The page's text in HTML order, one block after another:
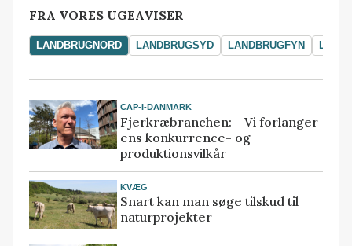
FRA VORES UGEAVISER
LANDBRUGNORD LANDBRUGSYD LANDBRUGFYN
CAP-I-DANMARK
Fjerkræbranchen: - Vi forlanger
ens konkurrence- og
produktionsvilkår
KVÆG
Snart kan man søge tilskud til
naturprojekter